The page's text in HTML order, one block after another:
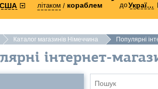
США літаком кораблем доУкраїни
Каталог магазинів Німеччина Популярні
інтернет-